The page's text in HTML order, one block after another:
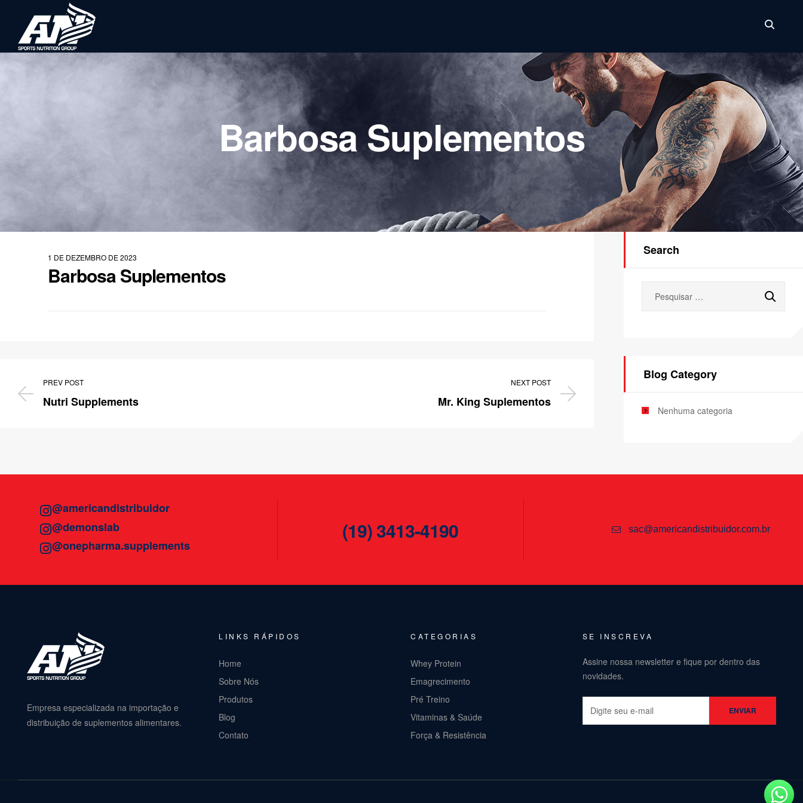
Barbosa Suplementos
1 DE DEZEMBRO DE 2023
Barbosa Suplementos
PREV POST
Nutri Supplements
NEXT POST
Mr. King Suplementos
Search
Blog Category
Nenhuma categoria
@americandistribuidor
@demonslab
@onepharma.supplements
(19) 3413-4190 sac@americandistribuidor.com.br
Empresa especializada na importação e
distribuição de suplementos alimentares.
LINKS RÁPIDOS
Home
Sobre Nós
Produtos
Blog
Contato
CATEGORIAS
Whey Protein
Emagrecimento
Pré Treino
Vitaminas & Saúde
Força & Resistência
SE INSCREVA
Assine nossa newsletter e fique por dentro das
novidades.